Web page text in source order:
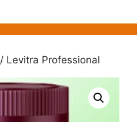
/ Levitra Professional